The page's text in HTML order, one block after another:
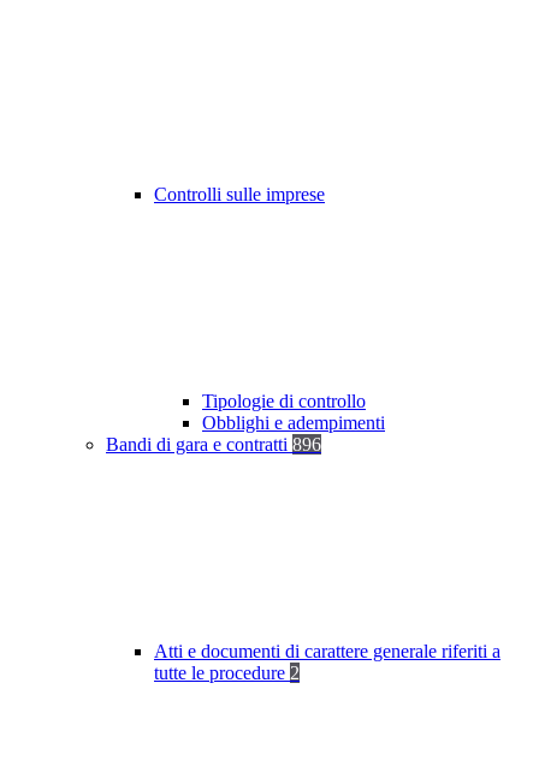
Controlli sulle imprese
Tipologie di controllo
Obblighi e adempimenti
Bandi di gara e contratti 896
Atti e documenti di carattere generale riferiti a
tutte le procedure 2